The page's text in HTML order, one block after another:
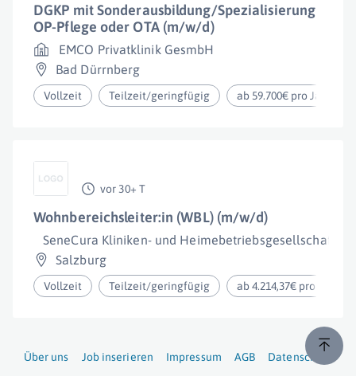
DGKP mit Sonderausbildung/Spezialisierung
OP-Pflege oder OTA (m/w/d)
EMCO Privatklinik GesmbH
Bad Dürrnberg
Vollzeit Teilzeit/geringfügig ab 59.700€ pro Jahr
vor 30+ T
Wohnbereichsleiter:in (WBL) (m/w/d)
SeneCura Kliniken- und Heimebetriebsgesellschaft
Salzburg
Vollzeit Teilzeit/geringfügig ab 4.214,37€ pro Monat
Über uns Job inserieren Impressum AGB Datenschutz